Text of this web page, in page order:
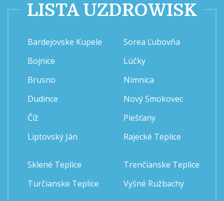
LISTA UZDROWISK
Bardejovske Kupele
Bojnice
Brusno
Dudince
Číž
Liptovský Ján
Sorea Ľubovňa
Lúčky
Nimnica
Nový Smokovec
Piešťany
Rajecké Teplice
Sklené Teplice
Turčianske Teplice
Trenčianske Teplice
Vyšné Ružbachy